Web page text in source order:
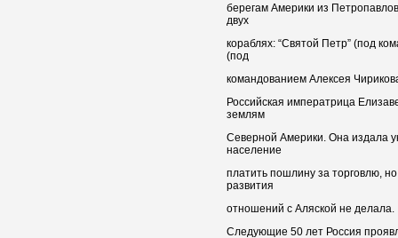
берегам Америки из
двух
кораблях: “Святой Петр” (под
(под
командованием Алексея
Российская императрица
землям
Северной Америки. Она издала
население
платить пошлину за торговлю,
развития
отношений с Аляской не делала.
Следующие 50 лет Россия